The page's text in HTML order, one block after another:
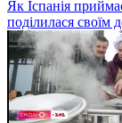
Як Іспанія
поділилася своїм